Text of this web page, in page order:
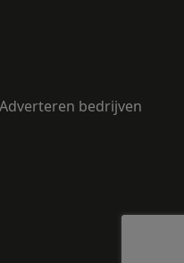
Adverteren bedrijven